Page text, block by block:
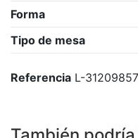
Forma
Tipo de mesa
Referencia L-31209857